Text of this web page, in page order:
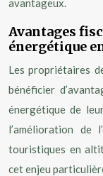
avantageux.
Avantages
énergétique
Les propriétaires
bénéficier
énergétique de
l’amélioration de
touristiques en
cet enjeu